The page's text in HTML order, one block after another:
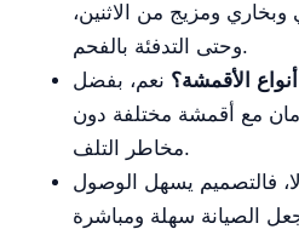
ومزيج من الاثنين،
وحتى التدفئة بالفحم.
الأقمشة؟ نعم، بفضل
مع أقمشة مختلفة دون
مخاطر التلف.
لا، فالتصميم يسهل الوصول